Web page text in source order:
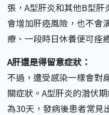
張，A型肝炎和其他B型
會增加肝癌風險，也不會
療、一段時日休養便可痊
A肝還是得留意症狀：
不過，遭受感染一樣會對
關症狀。A型肝炎的潛伏
為30天，發病後患者常見